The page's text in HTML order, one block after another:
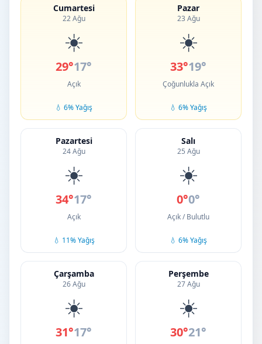
Cumartesi
22 Ağu
☀️
29°17°
Açık
💧 6% Yağış
Pazar
23 Ağu
☀️
33°19°
Çoğunlukla Açık
💧 6% Yağış
Pazartesi
24 Ağu
☀️
34°17°
Açık
💧 11% Yağış
Salı
25 Ağu
☀️
0°0°
Açık / Bulutlu
💧 6% Yağış
Çarşamba
26 Ağu
☀️
31°17°
Perşembe
27 Ağu
☀️
30°21°